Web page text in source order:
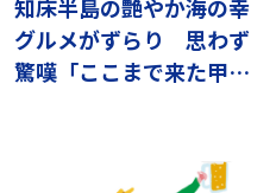
知床半島の艶やか海の幸
グルメがずらり 思わず
驚嘆「ここまで来た甲斐